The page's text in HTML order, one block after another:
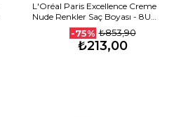
L'Oréal Paris Excellence Creme
Nude Renkler Saç Boyası - 8U
Nude Koyu Sarı
-75% ₺853,90
₺213,00